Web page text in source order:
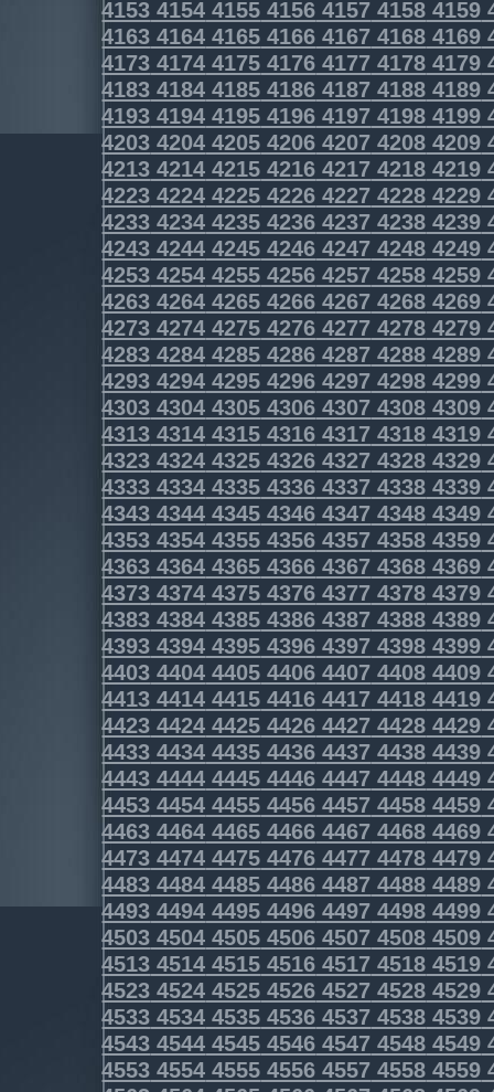
4153 4154 4155 4156 4157 4158 4159
4163 4164 4165 4166 4167 4168 4169
4173 4174 4175 4176 4177 4178 4179
4183 4184 4185 4186 4187 4188 4189
4193 4194 4195 4196 4197 4198 4199
4203 4204 4205 4206 4207 4208 4209
4213 4214 4215 4216 4217 4218 4219
4223 4224 4225 4226 4227 4228 4229
4233 4234 4235 4236 4237 4238 4239
4243 4244 4245 4246 4247 4248 4249
4253 4254 4255 4256 4257 4258 4259
4263 4264 4265 4266 4267 4268 4269
4273 4274 4275 4276 4277 4278 4279
4283 4284 4285 4286 4287 4288 4289
4293 4294 4295 4296 4297 4298 4299
4303 4304 4305 4306 4307 4308 4309
4313 4314 4315 4316 4317 4318 4319
4323 4324 4325 4326 4327 4328 4329
4333 4334 4335 4336 4337 4338 4339
4343 4344 4345 4346 4347 4348 4349
4353 4354 4355 4356 4357 4358 4359
4363 4364 4365 4366 4367 4368 4369
4373 4374 4375 4376 4377 4378 4379
4383 4384 4385 4386 4387 4388 4389
4393 4394 4395 4396 4397 4398 4399
4403 4404 4405 4406 4407 4408 4409
4413 4414 4415 4416 4417 4418 4419
4423 4424 4425 4426 4427 4428 4429
4433 4434 4435 4436 4437 4438 4439
4443 4444 4445 4446 4447 4448 4449
4453 4454 4455 4456 4457 4458 4459
4463 4464 4465 4466 4467 4468 4469
4473 4474 4475 4476 4477 4478 4479
4483 4484 4485 4486 4487 4488 4489
4493 4494 4495 4496 4497 4498 4499
4503 4504 4505 4506 4507 4508 4509
4513 4514 4515 4516 4517 4518 4519
4523 4524 4525 4526 4527 4528 4529
4533 4534 4535 4536 4537 4538 4539
4543 4544 4545 4546 4547 4548 4549
4553 4554 4555 4556 4557 4558 4559